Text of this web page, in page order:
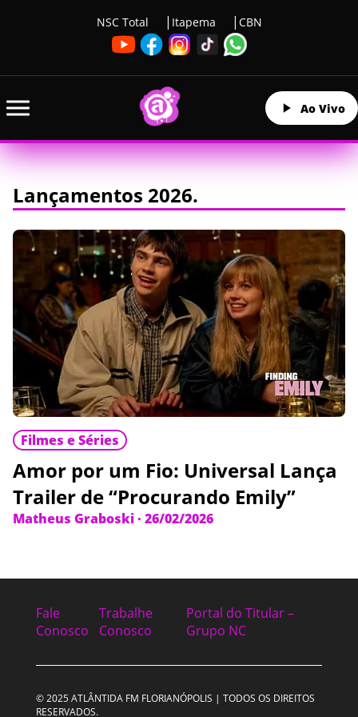
NSC Total Itapema CBN
Ao Vivo
Lançamentos 2026.
Filmes e Séries
Amor por um Fio: Universal Lança
Trailer de “Procurando Emily”
Matheus Graboski· 26/02/2026
Fale
Conosco
Trabalhe
Conosco
Portal do Titular –
Grupo NC
© 2025 ATLÂNTIDA FM FLORIANÓPOLIS | TODOS OS DIREITOS
RESERVADOS.